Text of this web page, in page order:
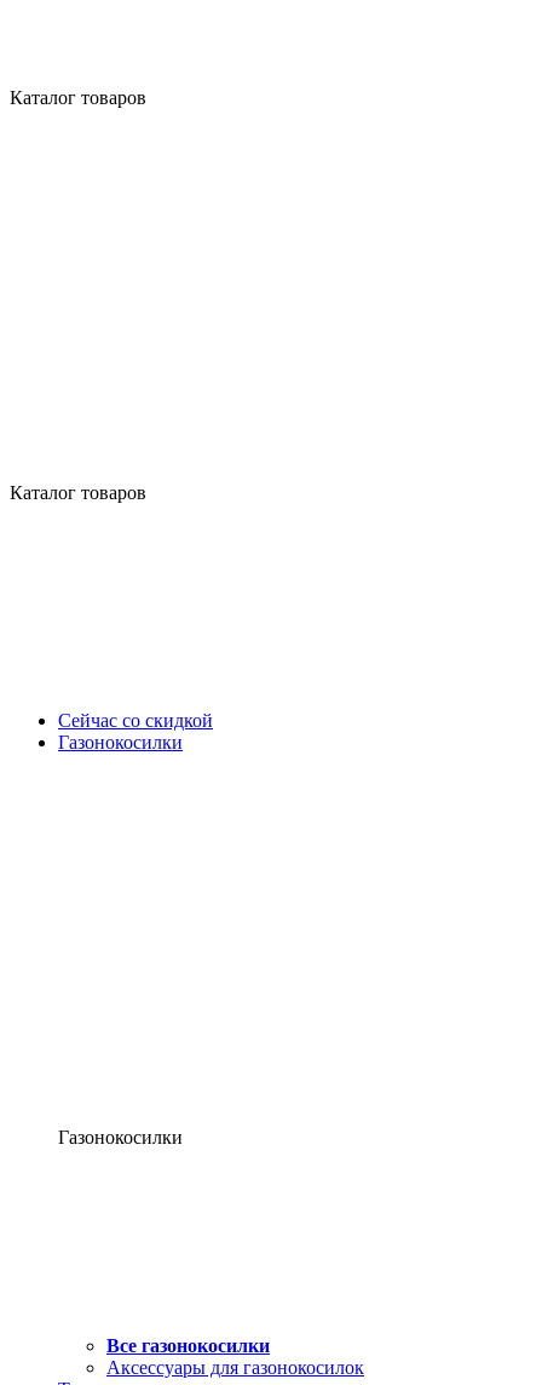
Каталог товаров
Каталог товаров
Сейчас со скидкой
Газонокосилки
Газонокосилки
Все газонокосилки
Аксессуары для газонокосилок